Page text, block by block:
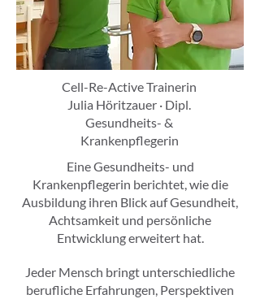
Cell-Re-Active Trainerin
Julia Höritzauer · Dipl.
Gesundheits- &
Krankenpflegerin
Eine Gesundheits- und
Krankenpflegerin berichtet, wie die
Ausbildung ihren Blick auf Gesundheit,
Achtsamkeit und persönliche
Entwicklung erweitert hat.
Jeder Mensch bringt unterschiedliche
berufliche Erfahrungen, Perspektiven